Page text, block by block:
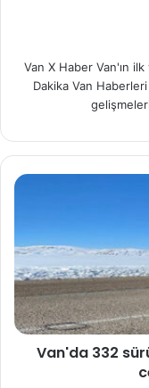
Van X Haber Van'ın
Dakika Van
Van'da 332